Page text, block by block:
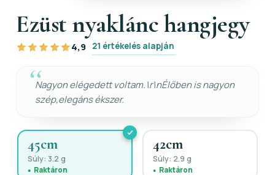
Ezüst nyaklánc hangjegy
4,9 21 értékelés alapján
Nagyon elégedett voltam.\r\nÉlőben is nagyon
szép,elegáns ékszer.
45cm
Súly: 3.2 g
Raktáron
42cm
Súly: 2.9 g
Raktáron